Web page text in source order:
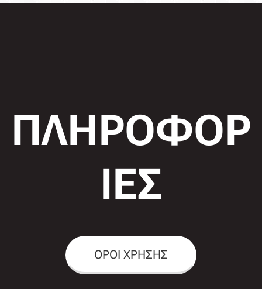
ΠΛΗΡΟΦΟΡ
ΙΕΣ
ΟΡΟΙ ΧΡΗΣΗΣ